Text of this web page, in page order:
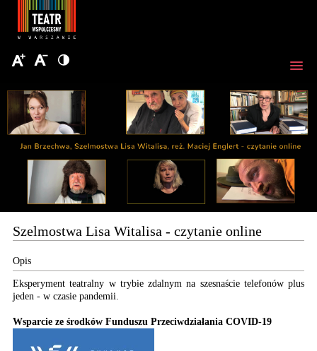
Szelmostwa Lisa Witalisa - czytanie online
Opis
Eksperyment teatralny w trybie zdalnym na szesnaście telefonów plus
jeden - w czasie pandemii.
Wsparcie ze środków Funduszu Przeciwdziałania COVID-19